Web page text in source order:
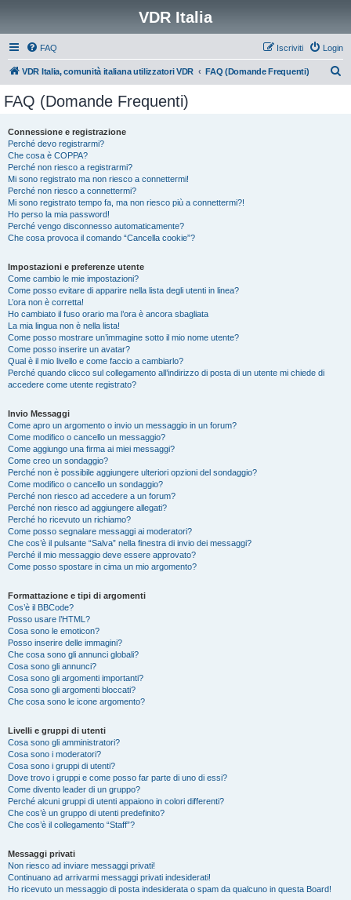
VDR Italia
FAQ Login
Iscriviti
VDR Italia, comunità italiana utilizzatori VDR FAQ (Domande Frequenti)
FAQ (Domande Frequenti)
Connessione e registrazione
Perché devo registrarmi?
Che cosa è COPPA?
Perché non riesco a registrarmi?
Mi sono registrato ma non riesco a connettermi!
Perché non riesco a connettermi?
Mi sono registrato tempo fa, ma non riesco più a connettermi?!
Ho perso la mia password!
Perché vengo disconnesso automaticamente?
Che cosa provoca il comando “Cancella cookie”?
Impostazioni e preferenze utente
Come cambio le mie impostazioni?
Come posso evitare di apparire nella lista degli utenti in linea?
L’ora non è corretta!
Ho cambiato il fuso orario ma l’ora è ancora sbagliata
La mia lingua non è nella lista!
Come posso mostrare un’immagine sotto il mio nome utente?
Come posso inserire un avatar?
Qual è il mio livello e come faccio a cambiarlo?
Perché quando clicco sul collegamento all’indirizzo di posta di un utente mi chiede di
accedere come utente registrato?
Invio Messaggi
Come apro un argomento o invio un messaggio in un forum?
Come modifico o cancello un messaggio?
Come aggiungo una firma ai miei messaggi?
Come creo un sondaggio?
Perché non è possibile aggiungere ulteriori opzioni del sondaggio?
Come modifico o cancello un sondaggio?
Perché non riesco ad accedere a un forum?
Perché non riesco ad aggiungere allegati?
Perché ho ricevuto un richiamo?
Come posso segnalare messaggi ai moderatori?
Che cos’è il pulsante “Salva” nella finestra di invio dei messaggi?
Perché il mio messaggio deve essere approvato?
Come posso spostare in cima un mio argomento?
Formattazione e tipi di argomenti
Cos’è il BBCode?
Posso usare l’HTML?
Cosa sono le emoticon?
Posso inserire delle immagini?
Che cosa sono gli annunci globali?
Cosa sono gli annunci?
Cosa sono gli argomenti importanti?
Cosa sono gli argomenti bloccati?
Che cosa sono le icone argomento?
Livelli e gruppi di utenti
Cosa sono gli amministratori?
Cosa sono i moderatori?
Cosa sono i gruppi di utenti?
Dove trovo i gruppi e come posso far parte di uno di essi?
Come divento leader di un gruppo?
Perché alcuni gruppi di utenti appaiono in colori differenti?
Che cos’è un gruppo di utenti predefinito?
Che cos’è il collegamento “Staff”?
Messaggi privati
Non riesco ad inviare messaggi privati!
Continuano ad arrivarmi messaggi privati indesiderati!
Ho ricevuto un messaggio di posta indesiderata o spam da qualcuno in questa Board!